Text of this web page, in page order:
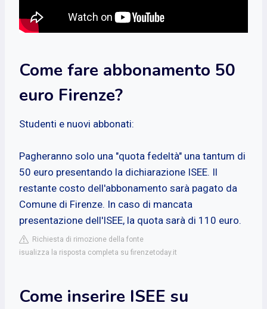
Come fare abbonamento 50
euro Firenze?
Studenti e nuovi abbonati:
Pagheranno solo una "quota fedeltà" una tantum di
50 euro presentando la dichiarazione ISEE. Il
restante costo dell'abbonamento sarà pagato da
Comune di Firenze. In caso di mancata
presentazione dell'ISEE, la quota sarà di 110 euro.
Richiesta di rimozione della fonte
isualizza la risposta completa su firenzetoday.it
Come inserire ISEE su